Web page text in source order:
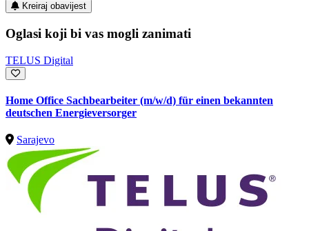
Kreiraj obavijest
Oglasi koji bi vas mogli zanimati
TELUS Digital
Home Office Sachbearbeiter (m/w/d) für einen bekannten
deutschen Energieversorger
Sarajevo